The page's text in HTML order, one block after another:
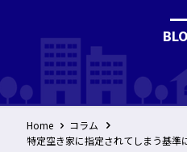
Home
コラム
特定空き家に指定されてしまう基準